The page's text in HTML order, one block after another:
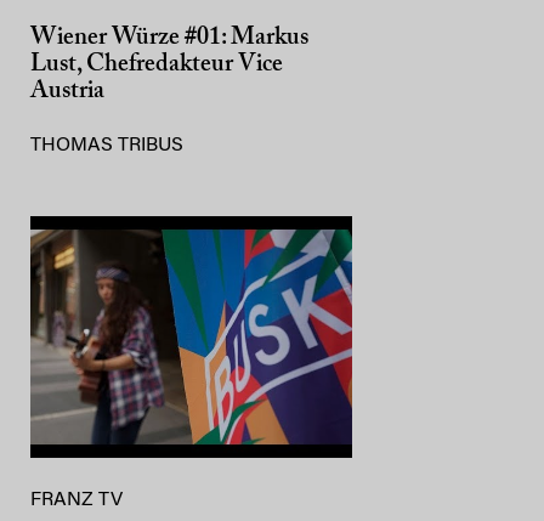
Wiener Würze #01: Markus
Lust, Chefredakteur Vice
Austria
THOMAS TRIBUS
FRANZ TV